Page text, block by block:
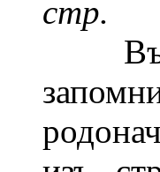
стр.
Въ